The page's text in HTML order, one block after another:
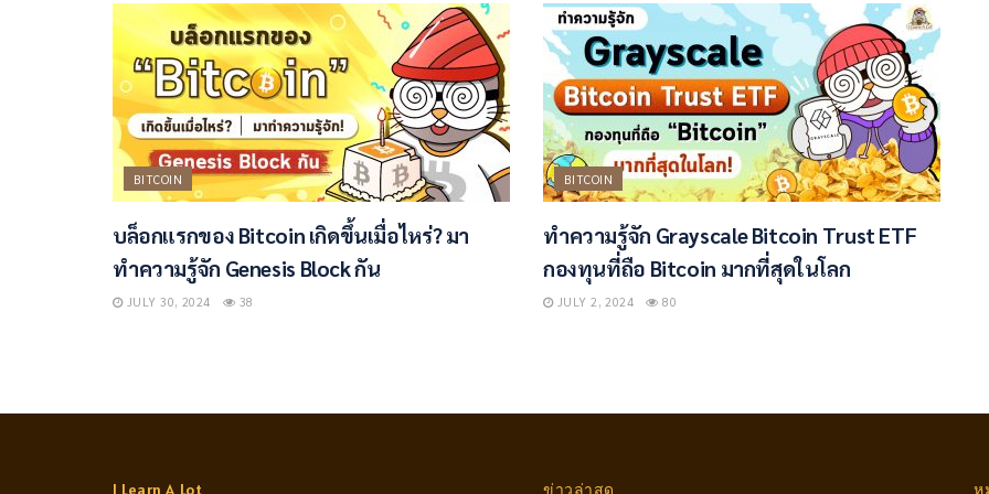
BITCOIN
บล็อกแรกของ Bitcoin เกิดขึ้นเมื่อไหร่? มา
ทำความรู้จัก Genesis Block กัน
JULY 30, 2024 38
BITCOIN
ทำความรู้จัก Grayscale Bitcoin Trust ETF
กองทุนที่ถือ Bitcoin มากที่สุดในโลก
JULY 2, 2024 80
I Learn A Lot ข่าวล่าสุด ห